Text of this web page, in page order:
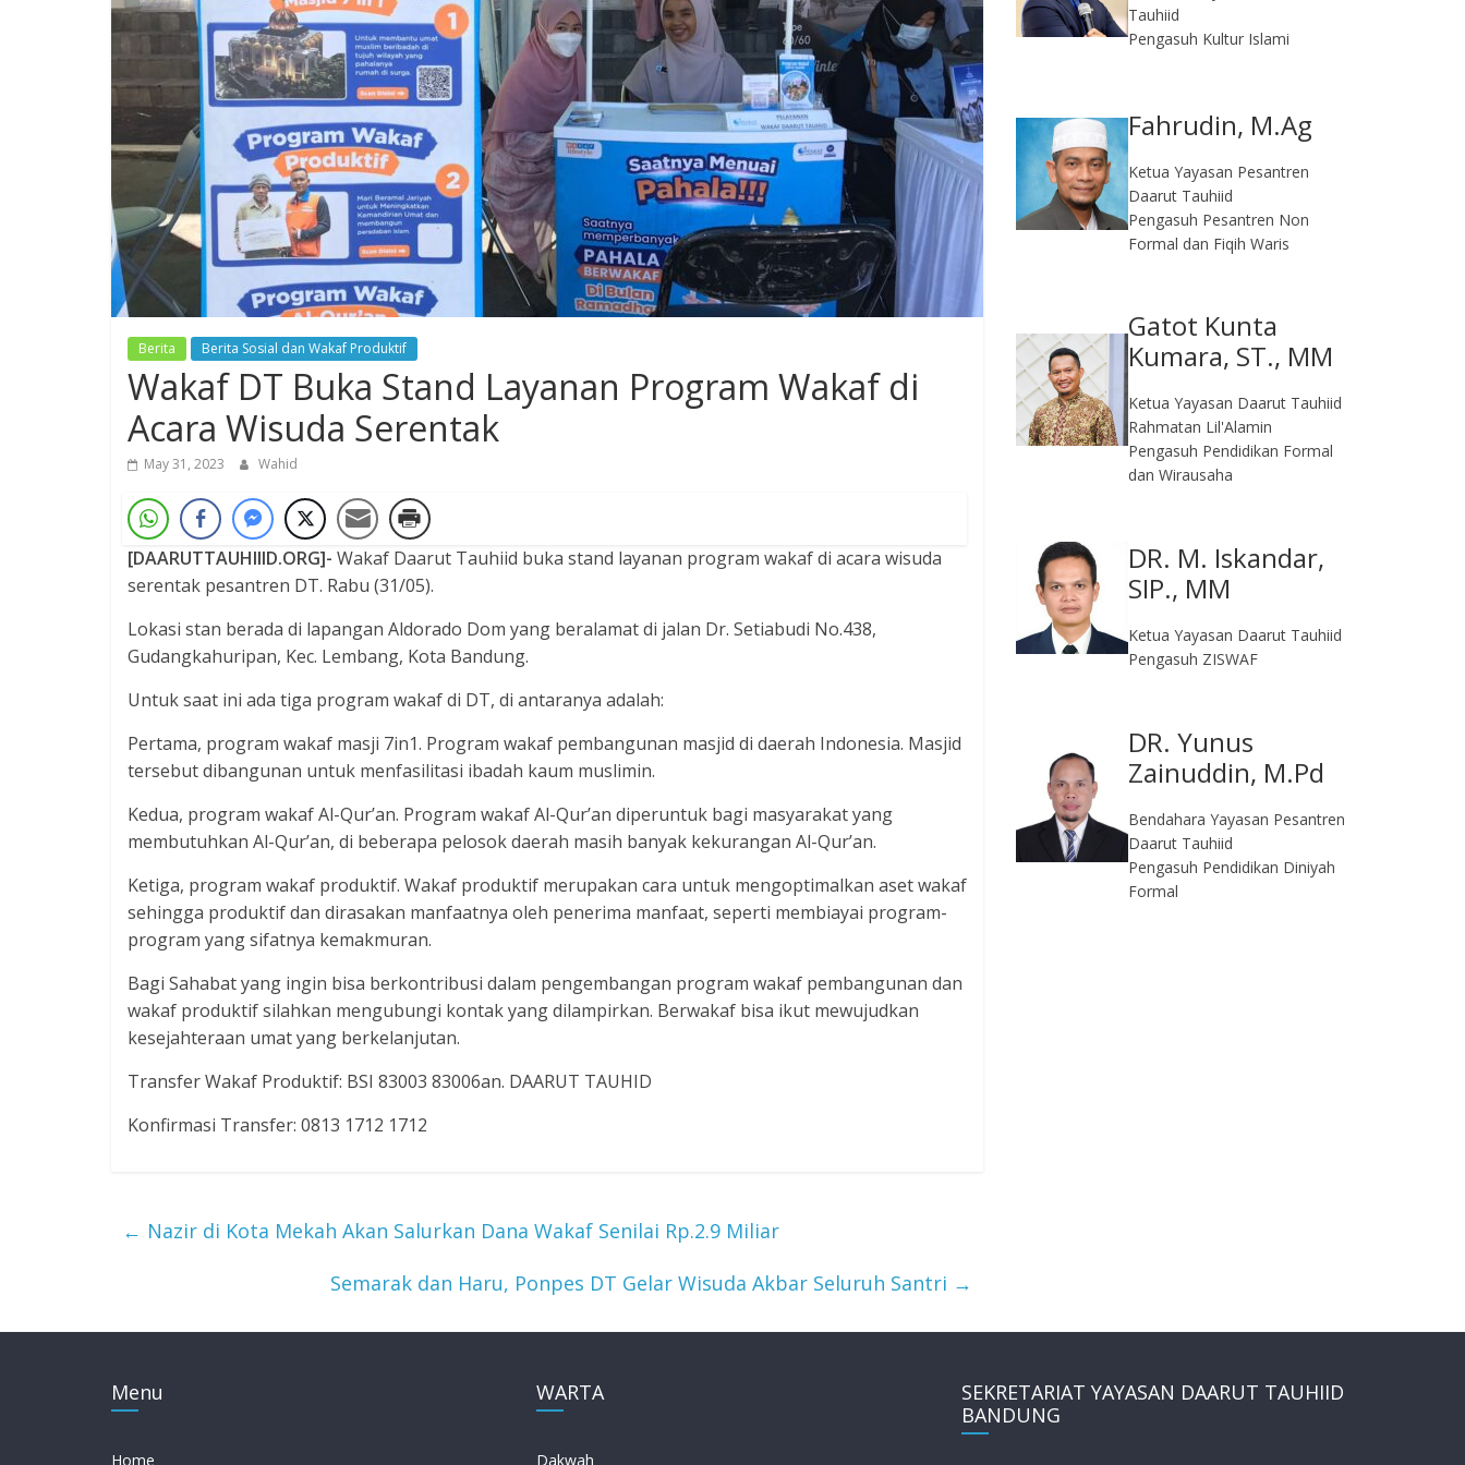
Berita Berita Sosial dan Wakaf Produktif
Wakaf DT Buka Stand Layanan Program Wakaf di
Acara Wisuda Serentak
May 31, 2023 Wahid
[DAARUTTAUHIIID.ORG]- Wakaf Daarut Tauhiid buka stand layanan program wakaf di acara wisuda
serentak pesantren DT. Rabu (31/05).
Lokasi stan berada di lapangan Aldorado Dom yang beralamat di jalan Dr. Setiabudi No.438,
Gudangkahuripan, Kec. Lembang, Kota Bandung.
Untuk saat ini ada tiga program wakaf di DT, di antaranya adalah:
Pertama, program wakaf masji 7in1. Program wakaf pembangunan masjid di daerah Indonesia. Masjid
tersebut dibangunan untuk menfasilitasi ibadah kaum muslimin.
Kedua, program wakaf Al-Qur’an. Program wakaf Al-Qur’an diperuntuk bagi masyarakat yang
membutuhkan Al-Qur’an, di beberapa pelosok daerah masih banyak kekurangan Al-Qur’an.
Ketiga, program wakaf produktif. Wakaf produktif merupakan cara untuk mengoptimalkan aset wakaf
sehingga produktif dan dirasakan manfaatnya oleh penerima manfaat, seperti membiayai program-
program yang sifatnya kemakmuran.
Bagi Sahabat yang ingin bisa berkontribusi dalam pengembangan program wakaf pembangunan dan
wakaf produktif silahkan mengubungi kontak yang dilampirkan. Berwakaf bisa ikut mewujudkan
kesejahteraan umat yang berkelanjutan.
Transfer Wakaf Produktif: BSI 83003 83006an. DAARUT TAUHID
Konfirmasi Transfer: 0813 1712 1712
← Nazir di Kota Mekah Akan Salurkan Dana Wakaf Senilai Rp.2.9 Miliar
Semarak dan Haru, Ponpes DT Gelar Wisuda Akbar Seluruh Santri →
Tauhiid
Pengasuh Kultur Islami
Fahrudin, M.Ag​
Ketua Yayasan Pesantren
Daarut Tauhiid
Pengasuh Pesantren Non
Formal dan Fiqih Waris
Gatot Kunta
Kumara, ST., MM
Ketua Yayasan Daarut Tauhiid
Rahmatan Lil'Alamin
Pengasuh Pendidikan Formal
dan Wirausaha
DR. M. Iskandar,
SIP., MM
Ketua Yayasan Daarut Tauhiid
Pengasuh ZISWAF
DR. Yunus
Zainuddin, M.Pd
Bendahara Yayasan Pesantren
Daarut Tauhiid
Pengasuh Pendidikan Diniyah
Formal
Menu
Home
WARTA
Dakwah
SEKRETARIAT YAYASAN DAARUT TAUHIID
BANDUNG